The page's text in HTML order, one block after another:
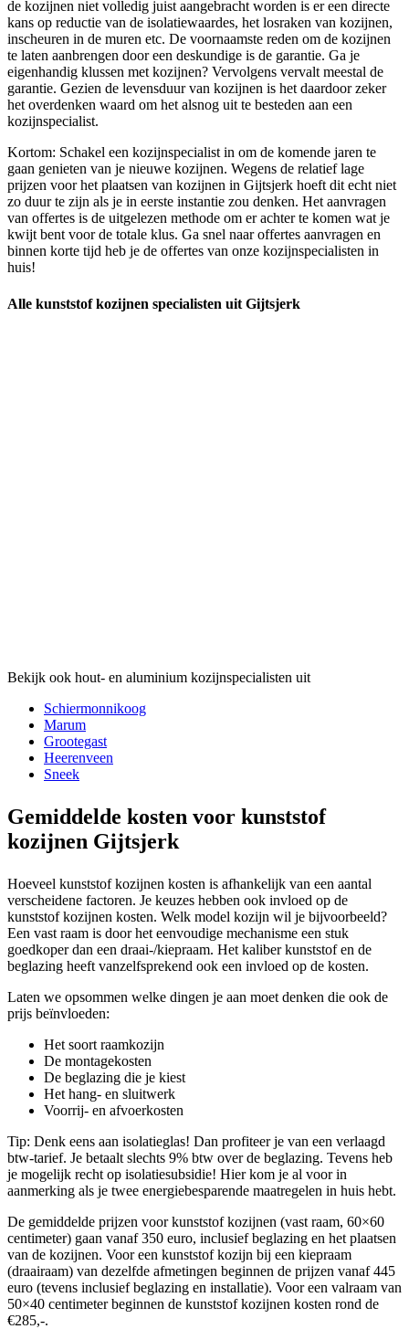
de kozijnen niet volledig juist aangebracht worden is er een directe
kans op reductie van de isolatiewaardes, het losraken van kozijnen,
inscheuren in de muren etc. De voornaamste reden om de kozijnen
te laten aanbrengen door een deskundige is de garantie. Ga je
eigenhandig klussen met kozijnen? Vervolgens vervalt meestal de
garantie. Gezien de levensduur van kozijnen is het daardoor zeker
het overdenken waard om het alsnog uit te besteden aan een
kozijnspecialist.
Kortom: Schakel een kozijnspecialist in om de komende jaren te
gaan genieten van je nieuwe kozijnen. Wegens de relatief lage
prijzen voor het plaatsen van kozijnen in Gijtsjerk hoeft dit echt niet
zo duur te zijn als je in eerste instantie zou denken. Het aanvragen
van offertes is de uitgelezen methode om er achter te komen wat je
kwijt bent voor de totale klus. Ga snel naar offertes aanvragen en
binnen korte tijd heb je de offertes van onze kozijnspecialisten in
huis!
Alle kunststof kozijnen specialisten uit Gijtsjerk
Bekijk ook hout- en aluminium kozijnspecialisten uit
Schiermonnikoog
Marum
Grootegast
Heerenveen
Sneek
Gemiddelde kosten voor kunststof
kozijnen Gijtsjerk
Hoeveel kunststof kozijnen kosten is afhankelijk van een aantal
verscheidene factoren. Je keuzes hebben ook invloed op de
kunststof kozijnen kosten. Welk model kozijn wil je bijvoorbeeld?
Een vast raam is door het eenvoudige mechanisme een stuk
goedkoper dan een draai-/kiepraam. Het kaliber kunststof en de
beglazing heeft vanzelfsprekend ook een invloed op de kosten.
Laten we opsommen welke dingen je aan moet denken die ook de
prijs beïnvloeden:
Het soort raamkozijn
De montagekosten
De beglazing die je kiest
Het hang- en sluitwerk
Voorrij- en afvoerkosten
Tip: Denk eens aan isolatieglas! Dan profiteer je van een verlaagd
btw-tarief. Je betaalt slechts 9% btw over de beglazing. Tevens heb
je mogelijk recht op isolatiesubsidie! Hier kom je al voor in
aanmerking als je twee energiebesparende maatregelen in huis hebt.
De gemiddelde prijzen voor kunststof kozijnen (vast raam, 60×60
centimeter) gaan vanaf 350 euro, inclusief beglazing en het plaatsen
van de kozijnen. Voor een kunststof kozijn bij een kiepraam
(draairaam) van dezelfde afmetingen beginnen de prijzen vanaf 445
euro (tevens inclusief beglazing en installatie). Voor een valraam van
50×40 centimeter beginnen de kunststof kozijnen kosten rond de
€285,-.